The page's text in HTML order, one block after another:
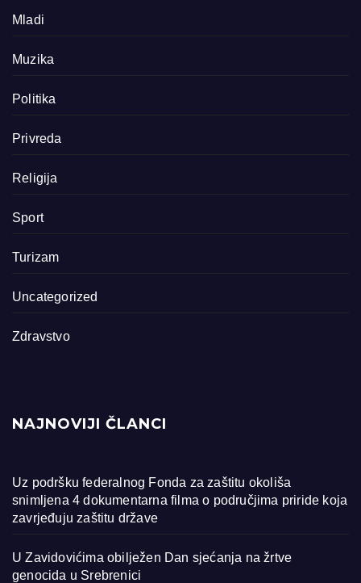
Mladi
Muzika
Politika
Privreda
Religija
Sport
Turizam
Uncategorized
Zdravstvo
NAJNOVIJI ČLANCI
Uz podršku federalnog Fonda za zaštitu okoliša
snimljena 4 dokumentarna filma o područjima priride koja
zavrjeđuju zaštitu države
U Zavidovićima obilježen Dan sjećanja na žrtve
genocida u Srebrenici